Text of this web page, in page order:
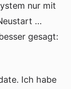
nur mit
…
gesagt:
Ich habe